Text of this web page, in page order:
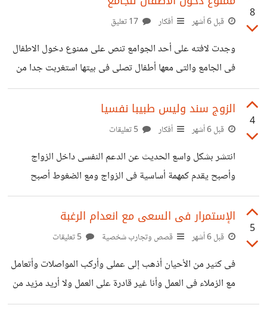
8
قبل 6 أشهر أفكار
وجدت لافته على أحد الجوامع تنص على ممنوع دخول الاطفال
فى الجامع والتى معها أطفال تصلى فى بيتها استغربت جدا من
لافته الكثير من الامهات تود الذهاب للجامع وأداء صلاة التروايح
ولكن معها أطفال صغار تمنع من دخول الجامع والنبى عليه افضل
والسلام كان كان يصلى أمام وحفيده على كتفه ويطول فى
الذهاب لصلاة التروايح وبالفعل استعدت وتقابلنا فى الجامع
ونظرا لأننا أتيان مبكرا كنا فى الصفوف الأولى ومعها
4
الزوج سند وليس طبيبا نفسيا
قبل 6 أشهر أفكار
انتشر بشكل واسع الحديث عن الدعم النفسى داخل الزواج
وأصبح يقدم كمهمة أساسية فى الزواج ومع الضغوط أصبح
يطرح فى أن الزوج عليه أن يقوم بدور المعالج النفسي الأول
لزوجته والعكس، فى رأى الشخصى الزوج هو السند يعني
المشاركة والاحتواء والوقوف بجانب الشريك في الأزمات، أما
واضحة في مجتمعتنا العربية ، كثير من الأزواج يعيشون تحت
ضغوط اقتصادية واجتماعية وعائلية كبيرة. ومع ذلك يُطلب منهم
5
الإستمرار فى السعى مع انعدام الرغبة
قبل 6 أشهر قصص وتجارب شخصية
فى كثير من الأحيان أذهب إلى عملى وأركب المواصلات وأتعامل
مع الزملاء فى العمل وأنا غير قادرة على العمل ولا أريد مزيد من
الانخراط والحديث ولكنى أكون مجبرة على اتمام كافة